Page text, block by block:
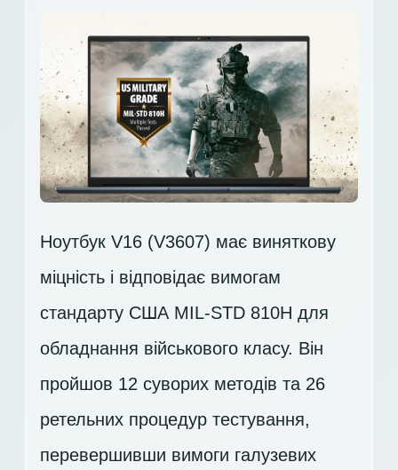
Ноутбук V16 (V3607) має виняткову
міцність і відповідає вимогам
стандарту США MIL-STD 810H для
обладнання військового класу. Він
пройшов 12 суворих методів та 26
ретельних процедур тестування,
перевершивши вимоги галузевих